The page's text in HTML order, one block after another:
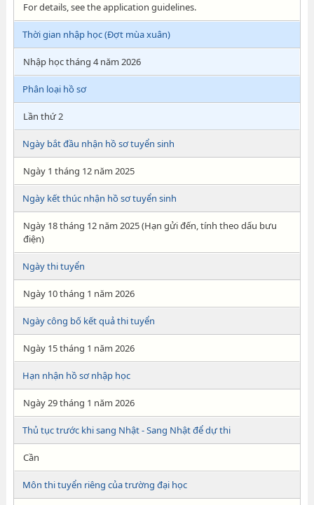
For details, see the application guidelines.
Thời gian nhập học (Đợt mùa xuân)
Nhập học tháng 4 năm 2026
Phân loại hồ sơ
Lần thứ 2
Ngày bắt đầu nhận hồ sơ tuyển sinh
Ngày 1 tháng 12 năm 2025
Ngày kết thúc nhận hồ sơ tuyển sinh
Ngày 18 tháng 12 năm 2025 (Hạn gửi đến, tính theo dấu bưu
điện)
Ngày thi tuyển
Ngày 10 tháng 1 năm 2026
Ngày công bố kết quả thi tuyển
Ngày 15 tháng 1 năm 2026
Hạn nhận hồ sơ nhập học
Ngày 29 tháng 1 năm 2026
Thủ tục trước khi sang Nhật - Sang Nhật để dự thi
Cần
Môn thi tuyển riêng của trường đại học